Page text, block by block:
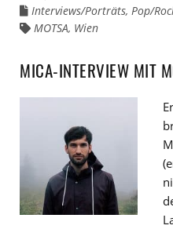
Links
den
Interviews/Porträts, Pop/
Links
MOTSA, Wien
MICA-INTERVIEW MIT